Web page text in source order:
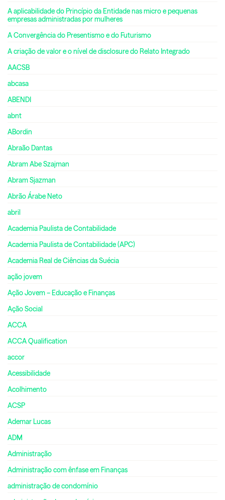
A aplicabilidade do Princípio da Entidade nas micro e pequenas
empresas administradas por mulheres
A Convergência do Presentismo e do Futurismo
A criação de valor e o nível de disclosure do Relato Integrado
AACSB
abcasa
ABENDI
abnt
ABordin
Abraão Dantas
Abram Abe Szajman
Abram Sjazman
Abrão Árabe Neto
abril
Academia Paulista de Contabilidade
Academia Paulista de Contabilidade (APC)
Academia Real de Ciências da Suécia
ação jovem
Ação Jovem – Educação e Finanças
Ação Social
ACCA
ACCA Qualification
accor
Acessibilidade
Acolhimento
ACSP
Ademar Lucas
ADM
Administração
Administração com ênfase em Finanças
administração de condomínio